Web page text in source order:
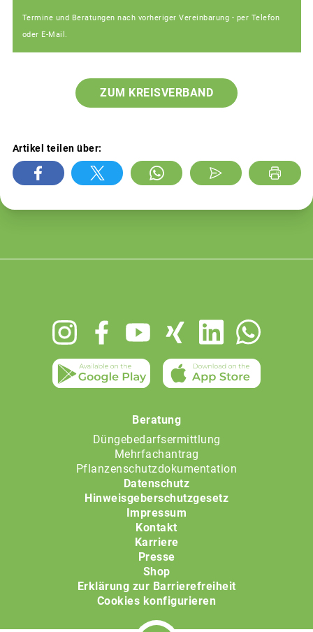
Termine und Beratungen nach vorheriger Vereinbarung - per Telefon
oder E-Mail.
ZUM KREISVERBAND
Artikel teilen über:
Beratung
Düngebedarfsermittlung
Mehrfachantrag
Pflanzenschutzdokumentation
Datenschutz
Hinweisgeberschutzgesetz
Impressum
Kontakt
Karriere
Presse
Shop
Erklärung zur Barrierefreiheit
Cookies konfigurieren